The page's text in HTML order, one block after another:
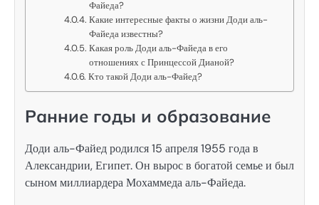
Файеда?
Какие интересные факты о жизни Доди аль-
Файеда известны?
Какая роль Доди аль-Файеда в его
отношениях с Принцессой Дианой?
Кто такой Доди аль-Файед?
Ранние годы и образование
Доди аль-Файед родился 15 апреля 1955 года в
Александрии, Египет. Он вырос в богатой семье и был
сыном миллиардера Мохаммеда аль-Файеда.